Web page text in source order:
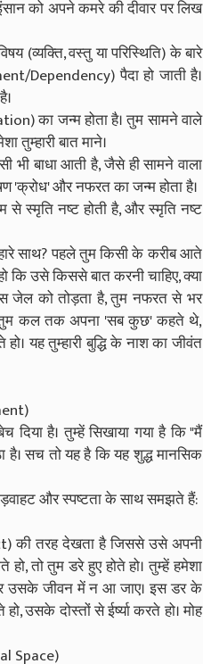
को अपने कमरे की दीवार पर लिख
(व्यक्ति, वस्तु या परिस्थिति) के बारे
Dependency) पैदा हो जाती है।
का जन्म होता है। तुम सामने वाले
तुम्हारी बात माने।
भी बाधा आती है, जैसे ही सामने वाला
'क्रोध' और नफरत का जन्म होता है।
स्मृति नष्ट होती है, और स्मृति नष्ट
साथ? पहले तुम किसी के करीब आते
कि उसे किससे बात करनी चाहिए, क्या
जेल को तोड़ता है, तुम नफरत से भर
तुम कल तक अपना 'सब कुछ' कहते थे,
यह तुम्हारी बुद्धि के नाश का जीवंत
दिया है। तुम्हें सिखाया गया है कि "मैं
है। सच तो यह है कि यह शुद्ध मानसिक
और स्पष्टता के साथ समझते हैं:
की तरह देखता है जिससे उसे अपनी
तो तुम डरे हुए होते हो। तुम्हें हमेशा
उसके जीवन में न आ जाए। इस डर के
दोस्तों से ईर्ष्या करते हो। मोह
Space)